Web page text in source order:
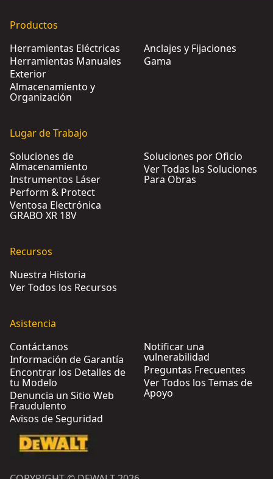
Productos
Herramientas Eléctricas
Herramientas Manuales
Exterior
Almacenamiento y
Organización
Anclajes y Fijaciones
Gama
Lugar de Trabajo
Soluciones de
Almacenamiento
Instrumentos Láser
Perform & Protect
Ventosa Electrónica
GRABO XR 18V
Soluciones por Oficio
Ver Todas las Soluciones
Para Obras
Recursos
Nuestra Historia
Ver Todos los Recursos
Asistencia
Contáctanos
Información de Garantía
Encontrar los Detalles de
tu Modelo
Denuncia un Sitio Web
Fraudulento
Avisos de Seguridad
Notificar una
vulnerabilidad
Preguntas Frecuentes
Ver Todos los Temas de
Apoyo